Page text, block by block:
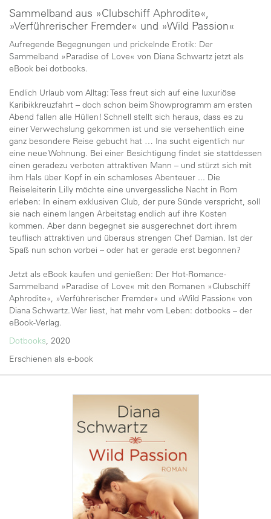
Sammelband aus »Clubschiff Aphrodite«,
»Verführerischer Fremder« und »Wild Passion«
Aufregende Begegnungen und prickelnde Erotik: Der
Sammelband »Paradise of Love« von Diana Schwartz jetzt als
eBook bei dotbooks.
Endlich Urlaub vom Alltag: Tess freut sich auf eine luxuriöse
Karibikkreuzfahrt – doch schon beim Showprogramm am ersten
Abend fallen alle Hüllen! Schnell stellt sich heraus, dass es zu
einer Verwechslung gekommen ist und sie versehentlich eine
ganz besondere Reise gebucht hat … Ina sucht eigentlich nur
eine neue Wohnung. Bei einer Besichtigung findet sie stattdessen
einen geradezu verboten attraktiven Mann – und stürzt sich mit
ihm Hals über Kopf in ein schamloses Abenteuer ... Die
Reiseleiterin Lilly möchte eine unvergessliche Nacht in Rom
erleben: In einem exklusiven Club, der pure Sünde verspricht, soll
sie nach einem langen Arbeitstag endlich auf ihre Kosten
kommen. Aber dann begegnet sie ausgerechnet dort ihrem
teuflisch attraktiven und überaus strengen Chef Damian. Ist der
Spaß nun schon vorbei – oder hat er gerade erst begonnen?
Jetzt als eBook kaufen und genießen: Der Hot-Romance-
Sammelband »Paradise of Love« mit den Romanen »Clubschiff
Aphrodite«, »Verführerischer Fremder« und »Wild Passion« von
Diana Schwartz. Wer liest, hat mehr vom Leben: dotbooks – der
eBook-Verlag.
Dotbooks, 2020
Erschienen als e-book